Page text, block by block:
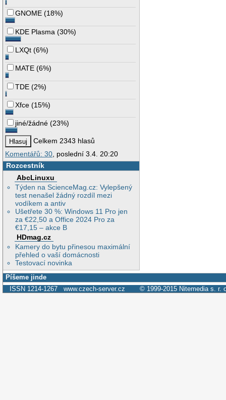
GNOME (18%)
KDE Plasma (30%)
LXQt (6%)
MATE (6%)
TDE (2%)
Xfce (15%)
jiné/žádné (23%)
Celkem 2343 hlasů
Komentářů: 30 , poslední 3.4. 20:20
Rozcestník
AbcLinuxu
Týden na ScienceMag.cz: Vylepšený
test nenašel žádný rozdíl mezi
vodíkem a antiv
Ušetřete 30 %: Windows 11 Pro jen
za €22,50 a Office 2024 Pro za
€17,15 – akce B
HDmag.cz
Kamery do bytu přinesou maximální
přehled o vaší domácnosti
Testovací novinka
Píšeme jinde
ISSN 1214-1267 www.czech-server.cz © 1999-2015 Nitemedia s. r.